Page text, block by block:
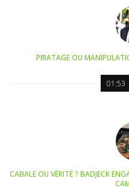
01:53
PIRATAGE OU
CABALE OU VÉRITÉ ? BADJECK